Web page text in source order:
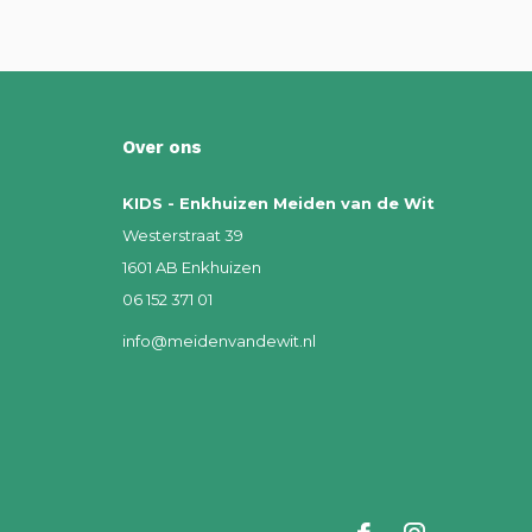
Over ons
KIDS - Enkhuizen Meiden van de Wit
Westerstraat 39
1601 AB Enkhuizen
06 152 371 01
info@meidenvandewit.nl